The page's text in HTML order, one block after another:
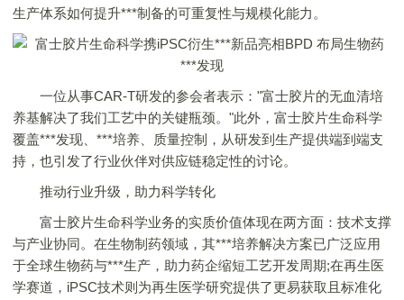
生产体系如何提升***制备的可重复性与规模化能力。
一位从事CAR-T研发的参会者表示："富士胶片的无血清培
养基解决了我们工艺中的关键瓶颈。"此外，富士胶片生命科学
覆盖***发现、***培养、质量控制，从研发到生产提供端到端支
持，也引发了行业伙伴对供应链稳定性的讨论。
推动行业升级，助力科学转化
富士胶片生命科学业务的实质价值体现在两方面：技术支撑
与产业协同。在生物制药领域，其***培养解决方案已广泛应用
于全球生物药与***生产，助力药企缩短工艺开发周期;在再生医
学赛道，iPSC技术则为再生医学研究提供了更易获取且标准化